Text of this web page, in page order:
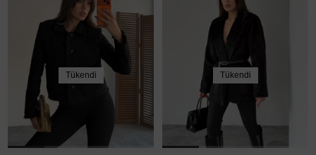
Tükendi Tükendi